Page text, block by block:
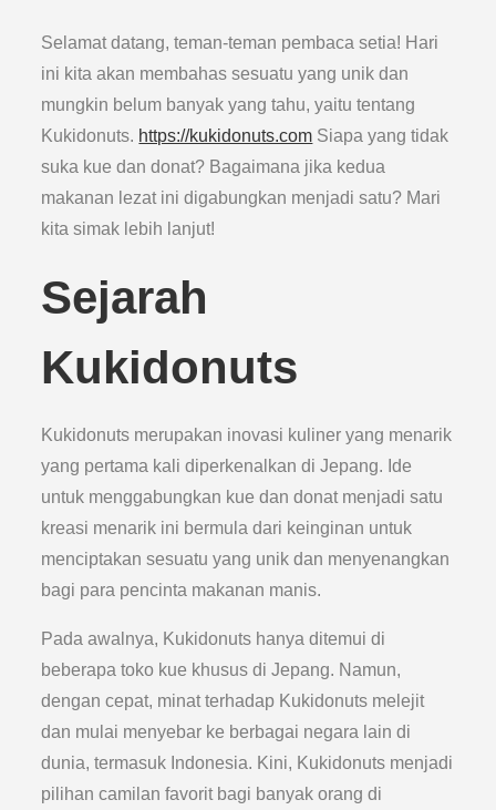
Selamat datang, teman-teman pembaca setia! Hari
ini kita akan membahas sesuatu yang unik dan
mungkin belum banyak yang tahu, yaitu tentang
Kukidonuts. https://kukidonuts.com Siapa yang tidak
suka kue dan donat? Bagaimana jika kedua
makanan lezat ini digabungkan menjadi satu? Mari
kita simak lebih lanjut!
Sejarah
Kukidonuts
Kukidonuts merupakan inovasi kuliner yang menarik
yang pertama kali diperkenalkan di Jepang. Ide
untuk menggabungkan kue dan donat menjadi satu
kreasi menarik ini bermula dari keinginan untuk
menciptakan sesuatu yang unik dan menyenangkan
bagi para pencinta makanan manis.
Pada awalnya, Kukidonuts hanya ditemui di
beberapa toko kue khusus di Jepang. Namun,
dengan cepat, minat terhadap Kukidonuts melejit
dan mulai menyebar ke berbagai negara lain di
dunia, termasuk Indonesia. Kini, Kukidonuts menjadi
pilihan camilan favorit bagi banyak orang di